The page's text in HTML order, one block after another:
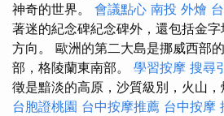
神奇的世界。 會議點心 南投 外燴
著迷的紀念碑紀念碑外，還包括金字
方向。 歐洲的第二大島是挪威西部
部，格陵蘭東南部。 學習按摩 搜尋
徵是黯淡的高原，沙質級別，火山，
台胞證桃園 台中按摩推薦 台中按摩